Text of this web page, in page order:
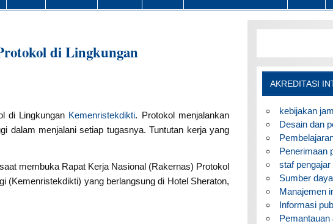
di Lingkungan
di Lingkungan Kemenristekdikti. Protokol menjalankan
dalam menjalani setiap tugasnya. Tuntutan kerja yang
membuka Rapat Kerja Nasional (Rakernas) Protokol
(Kemenristekdikti) yang berlangsung di Hotel Sheraton,
AKREDITASI
kebijakan
Desain dan
Penerimaan
staf pengajar
Sumber
Manajemen
Informasi
Pemantauan